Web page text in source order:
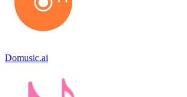
Domusic.ai